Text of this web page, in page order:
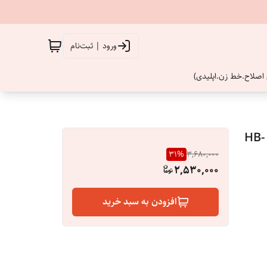
ورود | ثبت‌نام
زن.اپلیدی)
اپیلاتورو حرفه ای روزیا 3کاره اصل کره اپیلاتور اصل و اورجینال HB-
3,680,000
31%
2,530,000
افزودن به سبد خرید